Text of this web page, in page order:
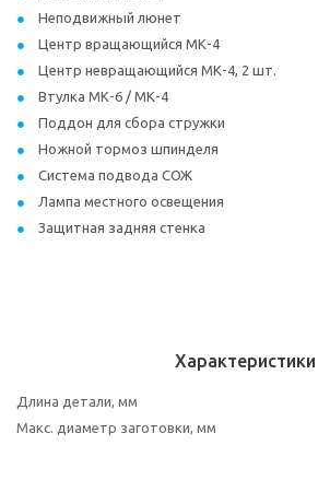
Неподвижный люнет
Центр вращающийся МК-4
Центр невращающийся МК-4, 2 шт.
Втулка МК-6 / МК-4
Поддон для сбора стружки
Ножной тормоз шпинделя
Система подвода СОЖ
Лампа местного освещения
Защитная задняя стенка
Характеристики
Длина детали, мм
Макс. диаметр заготовки, мм